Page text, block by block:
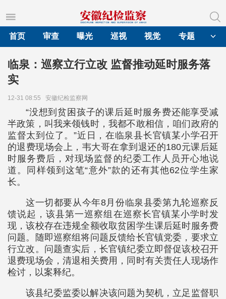
首页
审查 曝光 巡视 视觉 专题
临泉：巡察立行立改 监督推动延时服务落
实
12-31 08:55 安徽纪检监察网
“没想到贫困孩子的课后延时服务费还能享受减
半政策，叫我来领钱时，我都不敢相信，咱们政府的
监督太到位了。”近日，在临泉县长官镇某小学召开
的退费现场会上，韦大哥在拿到退还的180元课后延
时服务费后，对现场监督的纪委工作人员开心地说
道。同样领到这笔“意外”款的还有其他62位学生家
长。
这一切都要从今年8月份临泉县委第九轮巡察反
馈说起，该县第一巡察组在巡察长官镇某小学时发
现，该校存在违规全额收取贫困学生课后延时服务费
问题。随即巡察组将问题反馈给长官镇党委，要求立
行立改。问题查实后，长官镇纪委立即督促该校召开
退费现场会，清退相关费用，同时有关责任人现场作
检讨，以案释纪。
该县纪委监委以解决该问题为契机，立足监督职